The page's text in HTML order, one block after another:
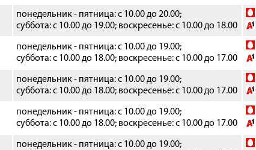
понедельник - пятница: c 10.00 до 20.00;
суббота: с 10.00 до 19.00; воскресенье: с 10.00 до 18.00
понедельник - пятница: с 10.00 до 19.00;
суббота: с 10.00 до 18.00; воскресенье: с 10.00 до 17.00
понедельник - пятница: с 10.00 до 19.00;
суббота: с 10.00 до 18.00; воскресенье: с 10.00 до 17.00
понедельник - пятница: с 10.00 до 19.00;
суббота: с 10.00 до 18.00; воскресенье: с 10.00 до 17.00
понедельник - пятница: с 10.00 до 19.00;